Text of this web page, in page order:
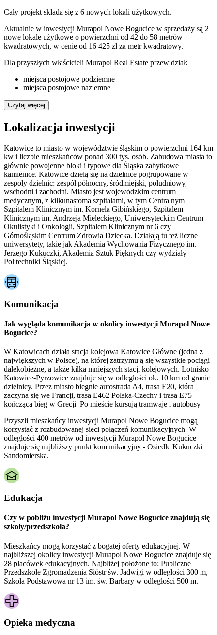
Cały projekt składa się z 6 nowych lokali użytkowych.
Aktualnie w inwestycji Murapol Nowe Bogucice w sprzedaży są 2
nowe lokale użytkowe o powierzchni od 42 do 58 metrów
kwadratowych, w cenie od 16 425 zł za metr kwadratowy.
Dla przyszłych właścicieli Murapol Real Estate przewidział:
miejsca postojowe podziemne
miejsca postojowe naziemne
Czytaj więcej
Lokalizacja inwestycji
Katowice to miasto w województwie śląskim o powierzchni 164 km
kw i liczbie mieszkańców ponad 300 tys. osób. Zabudowa miasta to
głównie powojenne bloki i typowe dla Śląska zabytkowe
kamienice. Katowice dzielą się na dzielnice pogrupowane w
zespoły dzielnic: zespół północny, śródmiejski, południowy,
wschodni i zachodni. Miasto jest wojewódzkim centrum
medycznym, z kilkunastoma szpitalami, w tym Centralnym
Szpitalem Klinicznym im. Kornela Gibińskiego, Szpitalem
Klinicznym im. Andrzeja Mieleckiego, Uniwersyteckim Centrum
Okulistyki i Onkologii, Szpitalem Klinicznym nr 6 czy
Górnośląskim Centrum Zdrowia Dziecka. Działają tu też liczne
uniwersytety, takie jak Akademia Wychowania Fizycznego im.
Jerzego Kukuczki, Akademia Sztuk Pięknych czy wydziały
Politechniki Śląskiej.
Komunikacja
Jak wygląda komunikacja w okolicy inwestycji Murapol Nowe
Bogucice?
W Katowicach działa stacja kolejowa Katowice Główne (jedna z
największych w Polsce), na której zatrzymują się wszystkie pociągi
dalekobieżne, a także kilka mniejszych stacji kolejowych. Lotnisko
Katowice-Pyrzowice znajduje się w odległości ok. 10 km od granic
dzielnicy. Przez miasto biegnie autostrada A4, trasa E20, która
zaczyna się we Francji, trasa E462 Polska-Czechy i trasa E75
kończąca bieg w Grecji. Po mieście kursują tramwaje i autobusy.
Przyszli mieszkańcy inwestycji Murapol Nowe Bogucice mogą
korzystać z rozbudowanej sieci połączeń komunikacyjnych. W
odległości 400 metrów od inwestycji Murapol Nowe Bogucice
znajduje się najbliższy punkt komunikacyjny - Osiedle Kukuczki
Sandomierska.
Edukacja
Czy w pobliżu inwestycji Murapol Nowe Bogucice znajdują się
szkoły/przedszkola?
Mieszkańcy mogą korzystać z bogatej oferty edukacyjnej. W
najbliższej okolicy inwestycji Murapol Nowe Bogucice znajduje się
28 placówek edukacyjnych. Najbliżej położone to: Publiczne
Przedszkole Zgromadzenia Sióstr św. Jadwigi w odległości 300 m,
Szkoła Podstawowa nr 13 im. św. Barbary w odległości 500 m.
Opieka medyczna